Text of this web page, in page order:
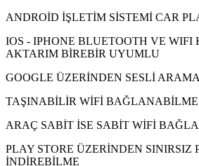
ANDROİD İŞLETİM SİSTEMİ CAR
IOS - IPHONE BLUETOOTH VE WIFI
AKTARIM BİREBİR UYUMLU
GOOGLE ÜZERİNDEN SESLİ ARAMA
TAŞINABİLİR WİFİ BAĞLANABİLME
ARAÇ SABİT İSE SABİT WİFİ
PLAY STORE ÜZERİNDEN SINIRSIZ
İNDİREBİLME